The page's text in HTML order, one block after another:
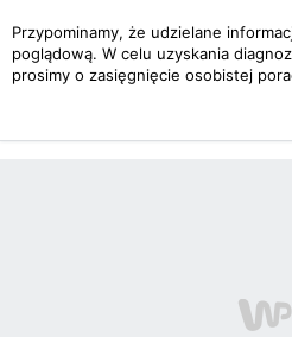
Przypominamy, że udzielane
poglądową. W celu uzyskania
prosimy o zasięgnięcie osobistej